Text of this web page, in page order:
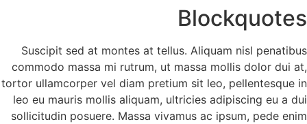
Suscipit sed at montes at tellus.
commodo massa mi rutrum, ut massa
tortor ullamcorper vel diam pretium sit
leo eu mauris mollis aliquam, ultricies
sollicitudin posuere. Massa vivamus ac